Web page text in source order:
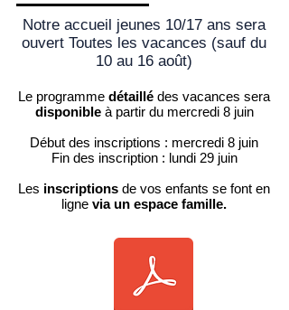
Notre accueil jeunes 10/17 ans sera
ouvert Toutes les vacances (sauf du
10 au 16 août)
Le programme détaillé des vacances sera
disponible à partir du mercredi 8 juin
Début des inscriptions : mercredi 8 juin
Fin des inscription: lundi 29 juin
Les inscriptions de vos enfants se font en
ligne via un espace famille.